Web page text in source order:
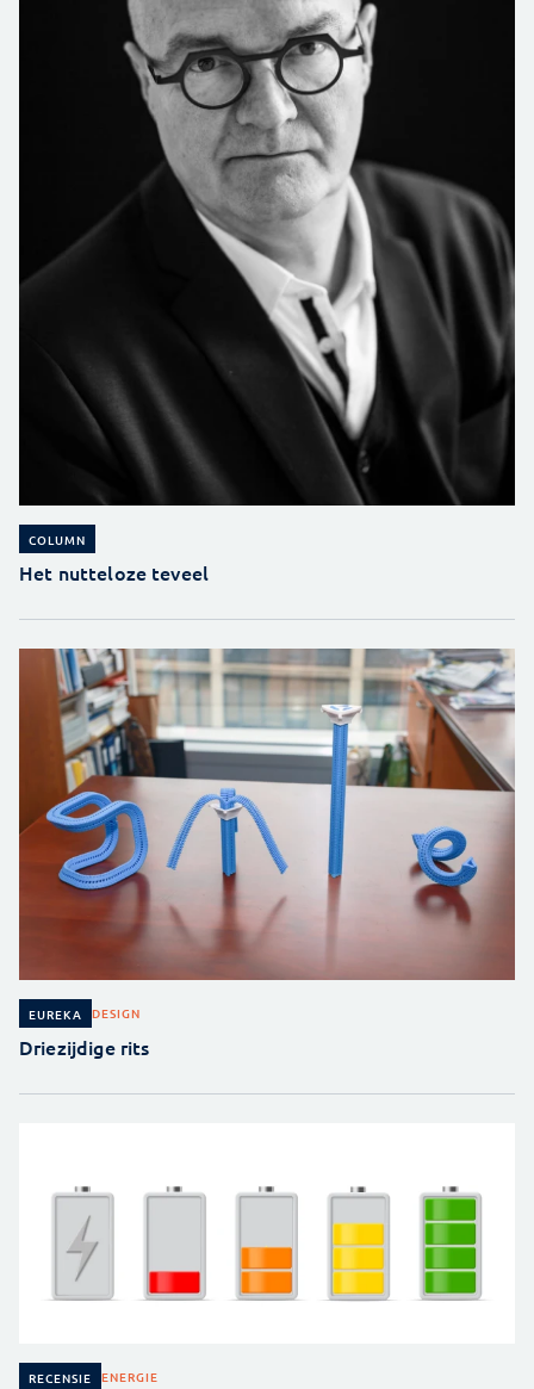
COLUMN
Het nutteloze teveel
EUREKA DESIGN
Driezijdige rits
RECENSIE ENERGIE